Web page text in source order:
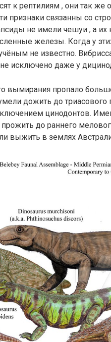
к рептилиям , они так
признаки связанны со
не имели чешуи , а
железы. Когда у
не известно.
исключено даже у
вымирания пропало
дожить до
цинодонтов.
до раннего
выжить в землях